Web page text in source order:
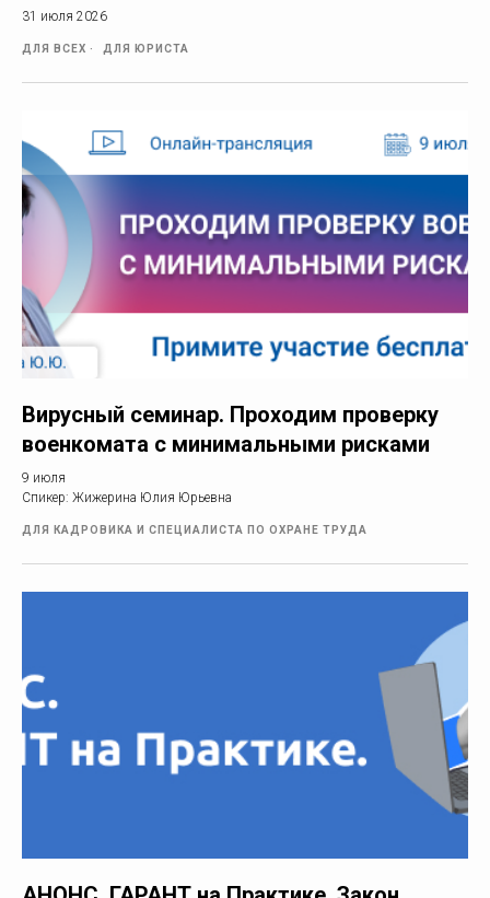
31 июля 2026
ДЛЯ ВСЕХ ДЛЯ ЮРИСТА
Вирусный семинар. Проходим проверку
военкомата с минимальными рисками
9 июля
Спикер: Жижерина Юлия Юрьевна
ДЛЯ КАДРОВИКА И СПЕЦИАЛИСТА ПО ОХРАНЕ ТРУДА